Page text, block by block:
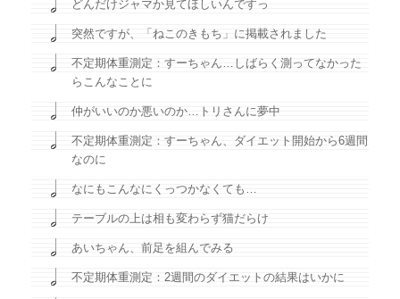
どんだけジャマか見てほしいんですっ
突然ですが、「ねこのきもち」に掲載されました
不定期体重測定：すーちゃん…しばらく測ってなかった
らこんなことに
仲がいいのか悪いのか…トリさんに夢中
不定期体重測定：すーちゃん、ダイエット開始から6週間
なのに
なにもこんなにくっつかなくても…
テーブルの上は相も変わらず猫だらけ
あいちゃん、前足を組んでみる
不定期体重測定：2週間のダイエットの結果はいかに